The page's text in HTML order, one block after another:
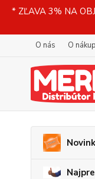
* ZĽAVA 3% NA
O nás O